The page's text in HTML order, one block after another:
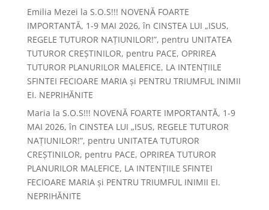
Emilia Mezei la S.O.S!!! NOVENĂ FOARTE
IMPORTANTĂ, 1-9 MAI 2026, în CINSTEA LUI „ISUS,
REGELE TUTUROR NAȚIUNILOR!”, pentru UNITATEA
TUTUROR CREȘTINILOR, pentru PACE, OPRIREA
TUTUROR PLANURILOR MALEFICE, LA INTENȚIILE
SFINTEI FECIOARE MARIA și PENTRU TRIUMFUL INIMII
EI. NEPRIHĂNITE
Maria la S.O.S!!! NOVENĂ FOARTE IMPORTANTĂ, 1-9
MAI 2026, în CINSTEA LUI „ISUS, REGELE TUTUROR
NAȚIUNILOR!”, pentru UNITATEA TUTUROR
CREȘTINILOR, pentru PACE, OPRIREA TUTUROR
PLANURILOR MALEFICE, LA INTENȚIILE SFINTEI
FECIOARE MARIA și PENTRU TRIUMFUL INIMII EI.
NEPRIHĂNITE